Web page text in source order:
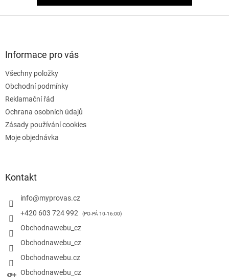
Informace pro vás
Všechny položky
Obchodní podmínky
Reklamační řád
Ochrana osobních údajů
Zásady používání cookies
Moje objednávka
Kontakt
info@myprovas.cz
+420 603 724 992
Obchodnawebu_cz
Obchodnawebu_cz
Obchodnawebu.cz
Obchodnawebu_cz